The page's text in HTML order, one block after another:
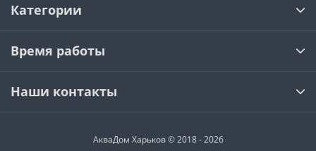
Категории
Время работы
Наши контакты
АкваДом Харьков © 2018 - 2026